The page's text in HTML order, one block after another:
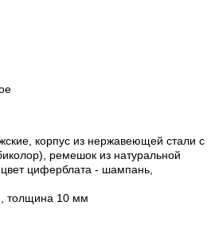
корпус из нержавеющей стали c
ремешок из натуральной
циферблата - шампань,
толщина 10 мм